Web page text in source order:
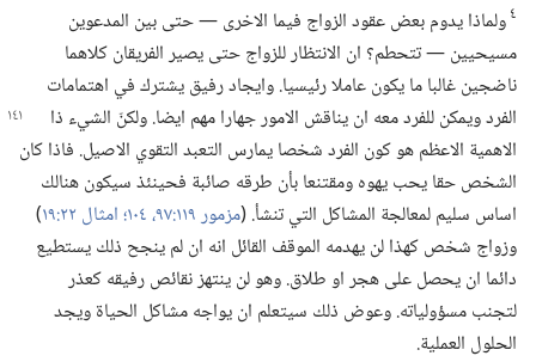
٤ولماذا يدوم بعض عقود الزواج فيما الاخرى —‏ حتى بين المدعوين
مسيحيين —‏ تتحطم؟‏ ان الانتظار للزواج حتى يصير الفريقان كلاهما
ناضجين غالبا ما يكون عاملا رئيسيا.‏ وايجاد رفيق يشترك في اهتمامات
الفرد ويمكن للفرد معه انيناقش الامور جهارا مهم ايضا.‏ ولكنّ الشيء ذا
الاهمية الاعظم هو كون الفرد شخصا يمارس التعبد التقوي الاصيل.‏ فاذا كان
الشخص حقا يحب يهوه ومقتنعا بأن طرقه صائبة فحينئذ سيكون هنالك
اساس سليم لمعالجة المشاكل التي تنشأ.‏ (‏مزمور ١١٩:‏​٩٧،‏ امثال ٢٢:‏١٩
‏)‏
وزواج شخص كهذا لن يهدمه الموقف القائل انه ان لم ينجح ذلك يستطيع
دائما ان يحصل على هجر او طلاق.‏ وهو لن ينتهز نقائص رفيقه كعذر
لتجنب مسؤولياته.‏ وعوض ذلك سيتعلم ان يواجه مشاكل الحياة ويجد
الحلول العملية.‏